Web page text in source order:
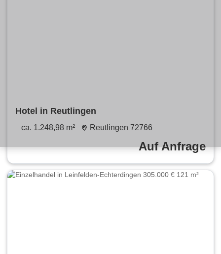
Hotel in Reutlingen
ca. 1.248,98 m² Reutlingen 72766
Auf Anfrage